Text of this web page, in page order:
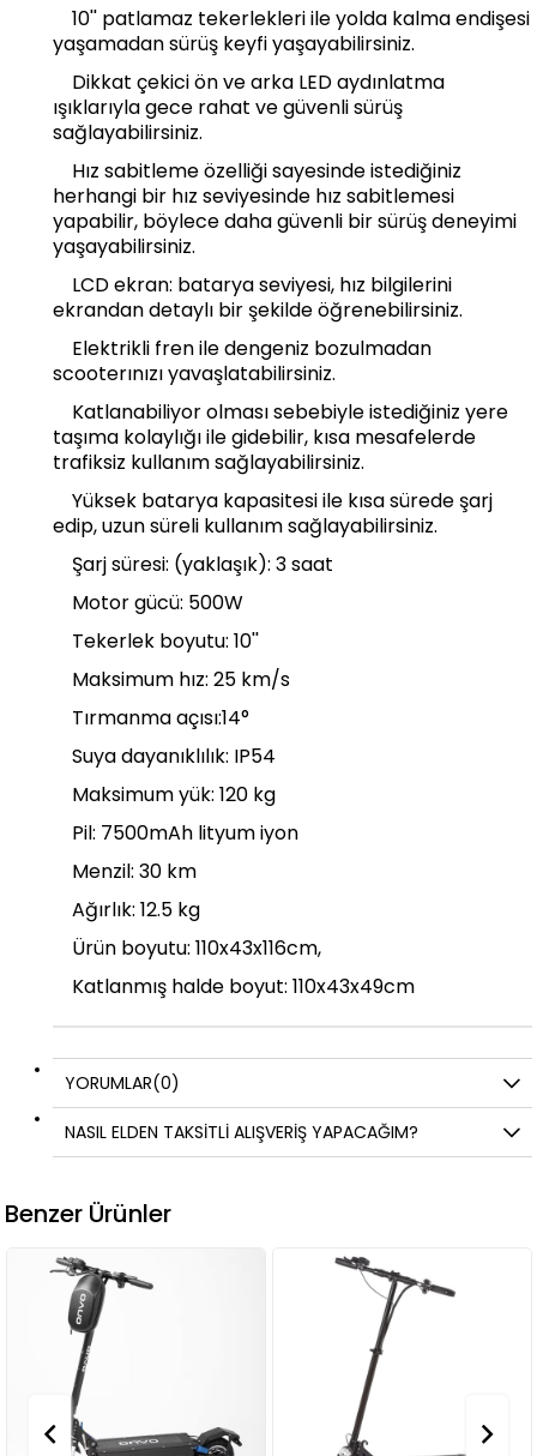
10'' patlamaz tekerlekleri ile yolda kalma endişesi
yaşamadan sürüş keyfi yaşayabilirsiniz.
Dikkat çekici ön ve arka LED aydınlatma
ışıklarıyla gece rahat ve güvenli sürüş
sağlayabilirsiniz.
Hız sabitleme özelliği sayesinde istediğiniz
herhangi bir hız seviyesinde hız sabitlemesi
yapabilir, böylece daha güvenli bir sürüş deneyimi
yaşayabilirsiniz.
LCD ekran: batarya seviyesi, hız bilgilerini
ekrandan detaylı bir şekilde öğrenebilirsiniz.
Elektrikli fren ile dengeniz bozulmadan
scooterınızı yavaşlatabilirsiniz.
Katlanabiliyor olması sebebiyle istediğiniz yere
taşıma kolaylığı ile gidebilir, kısa mesafelerde
trafiksiz kullanım sağlayabilirsiniz.
Yüksek batarya kapasitesi ile kısa sürede şarj
edip, uzun süreli kullanım sağlayabilirsiniz.
Şarj süresi: (yaklaşık): 3 saat
Motor gücü: 500W
Tekerlek boyutu: 10''
Maksimum hız: 25 km/s
Tırmanma açısı:14°
Suya dayanıklılık: IP54
Maksimum yük: 120 kg
Pil: 7500mAh lityum iyon
Menzil: 30 km
Ağırlık: 12.5 kg
Ürün boyutu: 110x43x116cm,
Katlanmış halde boyut: 110x43x49cm
YORUMLAR(0)
NASIL ELDEN TAKSİTLİ ALIŞVERİŞ YAPACAĞIM?
Benzer Ürünler